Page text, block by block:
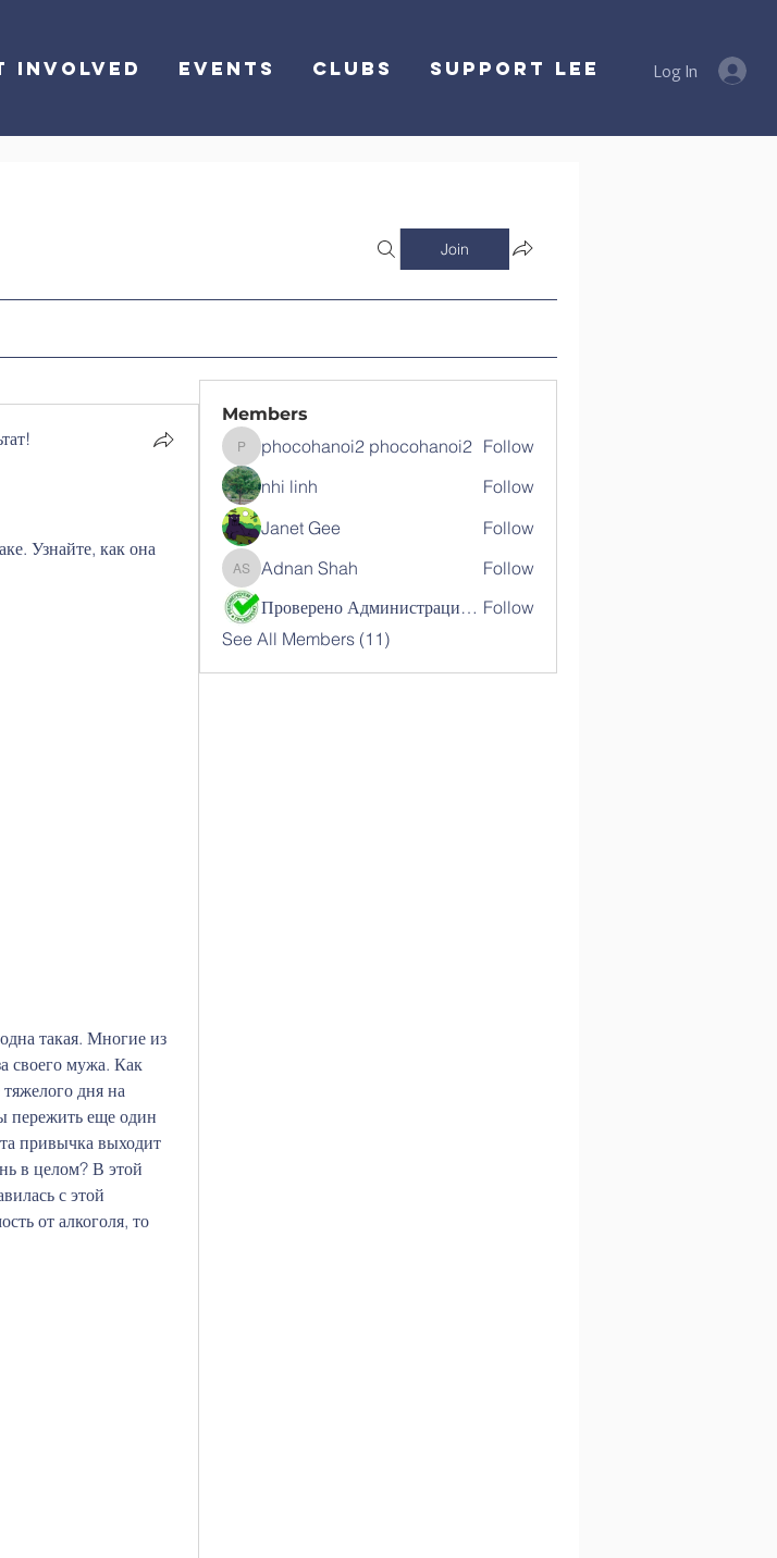
INVOLVED EVENTS Clubs SUPPORT LEE Log In
Join
Узнайте, как она
такая. Многие из
своего мужа. Как
дня на
пережить еще один
привычка выходит
в целом? В этой
с этой
от алкоголя, то
Members
phocohanoi2 phocohanoi2
phocohanoi2 phocohanoi2 Follow
nhi linh
Follow
Janet Gee
Follow
Adnan Shah
Adnan Shah
Follow
Проверено Администрацией! Превосходный Результат! Follow
See All Members (11)